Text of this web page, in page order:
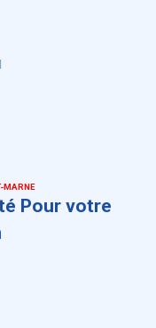
MARNE
Pour votre